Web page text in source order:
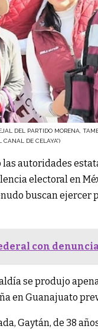
DEL PARTIDO MORENA,
CANAL DE CELAYA”)
autoridades
electoral en
buscan ejercer
con
se produjo
en Guanajuato
Gaytán, de 38